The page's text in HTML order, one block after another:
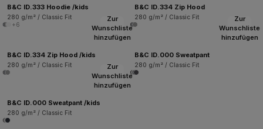
B&C ID.333 Hoodie /kids
280 g/m² / Classic Fit
+6
B&C ID.334 Zip Hood
280 g/m² / Classic Fit
Zur
Wunschliste
hinzufügen
B&C ID.334 Zip Hood /kids
280 g/m² / Classic Fit
Zur
Wunschliste
hinzufügen
B&C ID.000 Sweatpant
280 g/m² / Classic Fit
Zur
Wunschliste
hinzufügen
B&C ID.000 Sweatpant /kids
280 g/m² / Classic Fit